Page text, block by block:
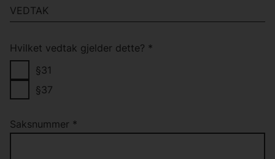
VEDTAK
Hvilket vedtak gjelder dette? *
§31
§37
Saksnummer *